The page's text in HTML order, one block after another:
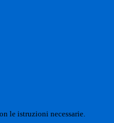
le istruzioni necessarie.